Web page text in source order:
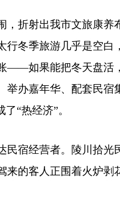
，折射出我市文旅康
行冬季旅游几乎是空白
——如果能把冬天盘活
举办嘉年华、配套民
“热经济”。
民宿经营者。陵川拾光
来的客人正围着火炉剥